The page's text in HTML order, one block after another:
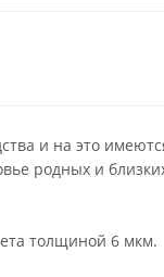
и на это
родных и
толщиной 6 мкм.